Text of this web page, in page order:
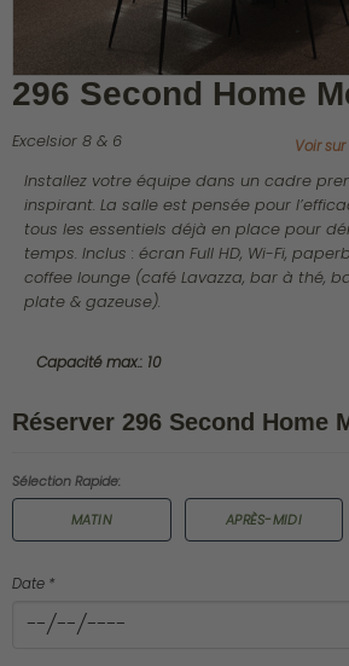
296 Second Home
Excelsior 8 & 6 Voir
Installez votre équipe dans un cadre
inspirant. La salle est pensée pour
tous les essentiels déjà en place pour
temps. Inclus : écran Full HD, Wi-Fi,
coffee lounge (café Lavazza, bar à thé,
plate & gazeuse).
Capacité max.: 10
Réserver 296 Second Home
Sélection Rapide:
MATIN APRÈS-MIDI
Date *